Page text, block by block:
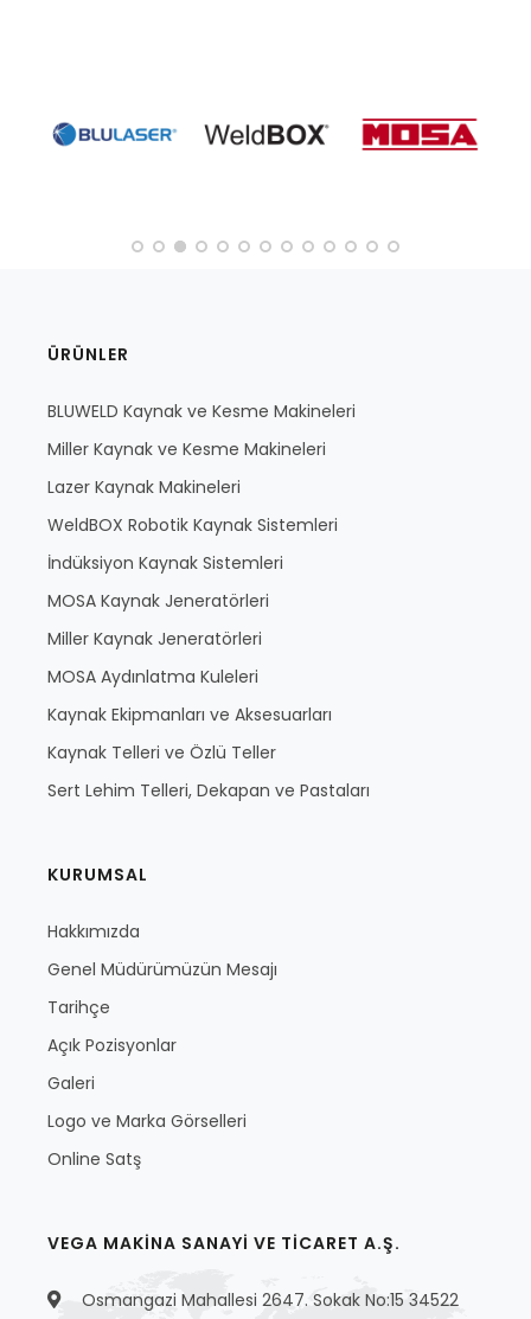
ÜRÜNLER
BLUWELD Kaynak ve Kesme Makineleri
Miller Kaynak ve Kesme Makineleri
Lazer Kaynak Makineleri
WeldBOX Robotik Kaynak Sistemleri
İndüksiyon Kaynak Sistemleri
MOSA Kaynak Jeneratörleri
Miller Kaynak Jeneratörleri
MOSA Aydınlatma Kuleleri
Kaynak Ekipmanları ve Aksesuarları
Kaynak Telleri ve Özlü Teller
Sert Lehim Telleri, Dekapan ve Pastaları
KURUMSAL
Hakkımızda
Genel Müdürümüzün Mesajı
Tarihçe
Açık Pozisyonlar
Galeri
Logo ve Marka Görselleri
Online Satş
VEGA MAKİNA SANAYİ VE TİCARET A.Ş.
Osmangazi Mahallesi 2647. Sokak No:15 34522